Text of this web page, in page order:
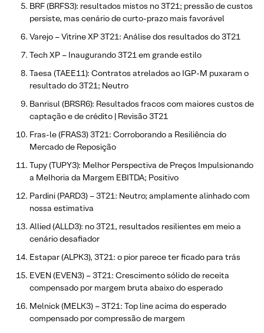
BRF (BRFS3): resultados mistos no 3T21; pressão de custos
persiste, mas cenário de curto-prazo mais favorável
Varejo – Vitrine XP 3T21: Análise dos resultados do 3T21
Tech XP – Inaugurando 3T21 em grande estilo
Taesa (TAEE11): Contratos atrelados ao IGP-M puxaram o
resultado do 3T21; Neutro
Banrisul (BRSR6): Resultados fracos com maiores custos de
captação e de crédito | Revisão 3T21
Fras-le (FRAS3) 3T21: Corroborando a Resiliência do
Mercado de Reposição
Tupy (TUPY3): Melhor Perspectiva de Preços Impulsionando
a Melhoria da Margem EBITDA; Positivo
Pardini (PARD3) – 3T21: Neutro; amplamente alinhado com
nossa estimativa
Allied (ALLD3): no 3T21, resultados resilientes em meio a
cenário desafiador
Estapar (ALPK3), 3T21: o pior parece ter ficado para trás
EVEN (EVEN3) – 3T21: Crescimento sólido de receita
compensado por margem bruta abaixo do esperado
Melnick (MELK3) – 3T21: Top line acima do esperado
compensado por compressão de margem